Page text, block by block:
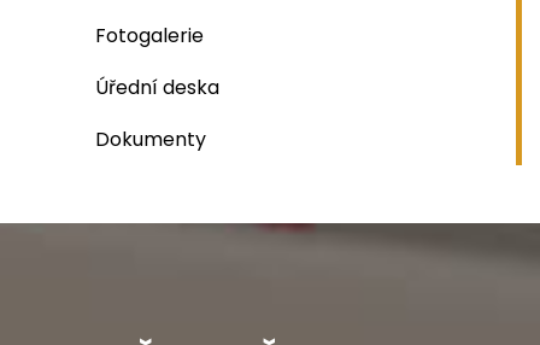
Fotogalerie
Úřední deska
Dokumenty